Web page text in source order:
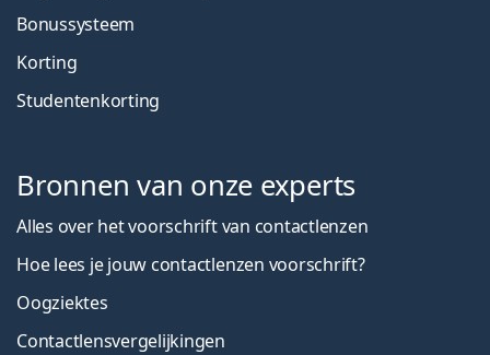
Bonussysteem
Korting
Studentenkorting
Bronnen van onze experts
Alles over het voorschrift van contactlenzen
Hoe lees je jouw contactlenzen voorschrift?
Oogziektes
Contactlensvergelijkingen